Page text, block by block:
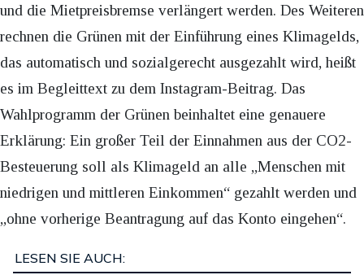
und die Mietpreisbremse verlängert werden. Des Weiteren
rechnen die Grünen mit der Einführung eines Klimagelds,
das automatisch und sozialgerecht ausgezahlt wird, heißt
es im Begleittext zu dem Instagram-Beitrag. Das
Wahlprogramm der Grünen beinhaltet eine genauere
Erklärung: Ein großer Teil der Einnahmen aus der CO2-
Besteuerung soll als Klimageld an alle „Menschen mit
niedrigen und mittleren Einkommen“ gezahlt werden und
„ohne vorherige Beantragung auf das Konto eingehen“.
LESEN SIE AUCH: